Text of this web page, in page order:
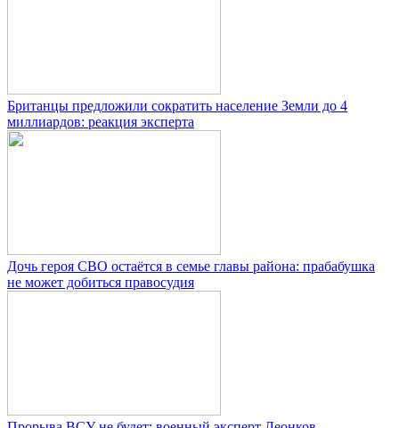
Британцы предложили сократить население Земли до 4
миллиардов: реакция эксперта
Дочь героя СВО остаётся в семье главы района: прабабушка
не может добиться правосудия